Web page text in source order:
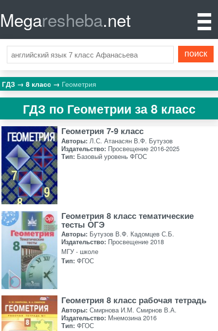
Megaresheba.net
ГДЗ 8 класс Геометрия
ГДЗ по Геометрии за 8 класс
Геометрия 7-9 класс
Авторы: Л.С. Атанасян В.Ф. Бутузов
Издательство: Просвещение 2016-2025
Тип: Базовый уровень ФГОС
Геометрия 8 класс тематические
тесты ОГЭ
Авторы: Бутузов В.Ф. Кадомцев С.Б.
Издательство: Просвещение 2018
МГУ - школе
Тип: ФГОС
Геометрия 8 класс рабочая тетрадь
Авторы: Смирнова И.М. Смирнов В.А.
Издательство: Мнемозина 2016
Тип: ФГОС